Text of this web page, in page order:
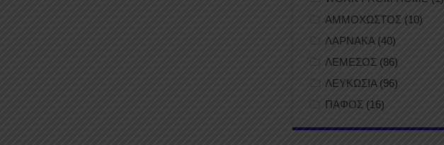
ΑΜΜΟΧΩΣΤΟΣ (10)
ΛΑΡΝΑΚΑ (40)
ΛΕΜΕΣΟΣ (86)
ΛΕΥΚΩΣΙΑ(96)
ΠΑΦΟΣ (16)